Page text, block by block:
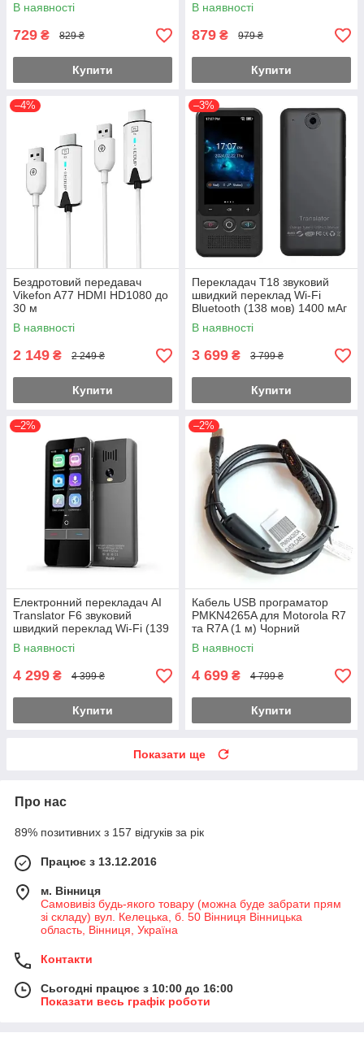
В наявності
729 ₴ 829 ₴
Купити
В наявності
879 ₴ 979 ₴
Купити
–4%
Бездротовий передавач
Vikefon A77 HDMI HD1080 до
30 м
В наявності
2 149 ₴ 2 249 ₴
Купити
–3%
Перекладач T18 звуковий
швидкий переклад Wi-Fi
Bluetooth (138 мов) 1400 мАг
В наявності
3 699 ₴ 3 799 ₴
Купити
–2%
Електронний перекладач AI
Translator F6 звуковий
швидкий переклад Wi-Fi (139
мов)
В наявності
4 299 ₴ 4 399 ₴
Купити
–2%
Кабель USB програматор
PMKN4265A для Motorola R7
та R7A (1 м) Чорний
В наявності
4 699 ₴ 4 799 ₴
Купити
Показати ще
Про нас
89% позитивних з 157 відгуків за рік
Працює з 13.12.2016
м. Вінниця
Самовивіз будь-якого товару (можна буде забрати прям
зі складу) вул. Келецька, б. 50 Вінниця Вінницька
область, Вінниця, Україна
Контакти
Сьогодні працює з 10:00 до 16:00
Показати весь графік роботи